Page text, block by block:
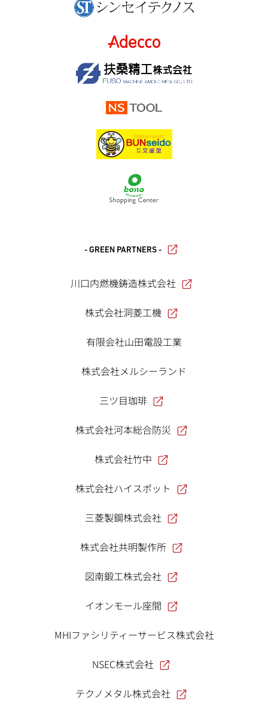
- GREEN PARTNERS -
川口内燃機鋳造株式会社
株式会社洞菱工機
有限会社山田電設工業
株式会社メルシーランド
三ツ目珈琲
株式会社河本総合防災
株式会社竹中
株式会社ハイスポット
三菱製鋼株式会社
株式会社共明製作所
図南鍛工株式会社
イオンモール座間
MHIファシリティーサービス株式会社
NSEC株式会社
テクノメタル株式会社